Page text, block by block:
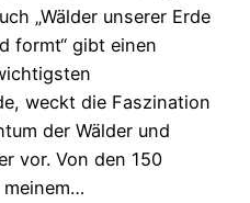
„Wälder unserer Erde
formt“ gibt einen
weckt die Faszination
der Wälder und
vor. Von den 150